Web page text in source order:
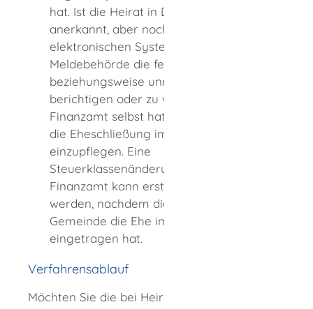
hat. Ist die Heirat in Deutschland
anerkannt, aber noch nicht im
elektronischen System hinterlegt, hat die
Meldebehörde die fehlenden
beziehungsweise unrichtige Angaben zu
berichtigen oder zu vervollständigen. Das
Finanzamt selbst hat keine Möglichkei
die Eheschließung im System
einzupflegen. Eine
Steuerklassenänderung durch das
Finanzamt kann erst vorgenommen
werden, nachdem die Meldebehörde oder
Gemeinde die Ehe im System
eingetragen hat.
Verfahrensablauf
Möchten Sie die bei Heirat automatisch